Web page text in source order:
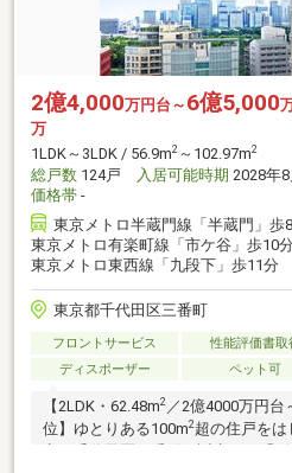
2億4,000万円台～ 6億5,000
万
1LDK～3LDK / 56.9m2 ～102.97m2
総戸数 124戸 入居可能時期 2028年
価格帯 -
東京メトロ半蔵門線「半蔵門」歩
東京メトロ有楽町線「市ケ谷」歩10分
東京メトロ東西線「九段下」歩11分
東京都千代田区三番町
フロントサービス 性能評価書取
ディスポーザー
ペット可
【2LDK・62.48m2 ／2億4000万円
位】ゆとりある100m2超の住戸をは